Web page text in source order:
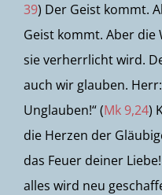
39) Der Geist kommt.
Geist kommt. Aber die
sie verherrlicht wird.
auch wir glauben.
Unglauben!“ (Mk 9,24)
die Herzen der
das Feuer deiner
alles wird neu